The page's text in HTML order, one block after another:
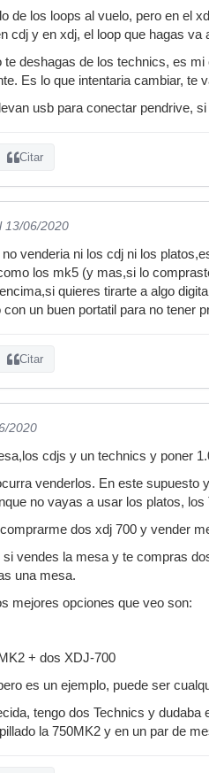
de los loops al vuelo, pero en el
cdj y en xdj, el loop que hagas va
te deshagas de los technics, es
Es lo que intentaria cambiar, te
usb para conectar pendrive,
Citar
13/06/2020
venderia ni los cdj ni los
los mk5 (y mas,si lo
quieres tirarte a algo
un buen portatil para no tener
Citar
2020
cdjs y un technics y poner
venderlos. En este
no vayas a usar los platos,
dos xdj 700 y vender
si vendes la mesa y te compras
una mesa.
mejores opciones que veo son:
+ dos XDJ-700
es un ejemplo, puede ser
tengo dos Technics y
la 750MK2 y en un par de